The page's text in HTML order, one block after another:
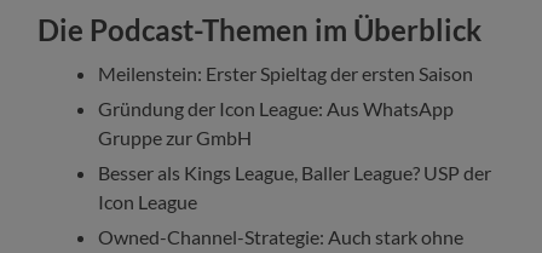
Die Podcast-Themen im Überblick
Meilenstein: Erster Spieltag der ersten Saison
Gründung der Icon League: Aus WhatsApp
Gruppe zur GmbH
Besser als Kings League, Baller League? USP der
Icon League
Owned-Channel-Strategie: Auch stark ohne